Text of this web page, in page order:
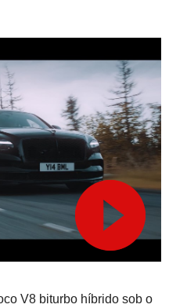
V8 biturbo híbrido sob o